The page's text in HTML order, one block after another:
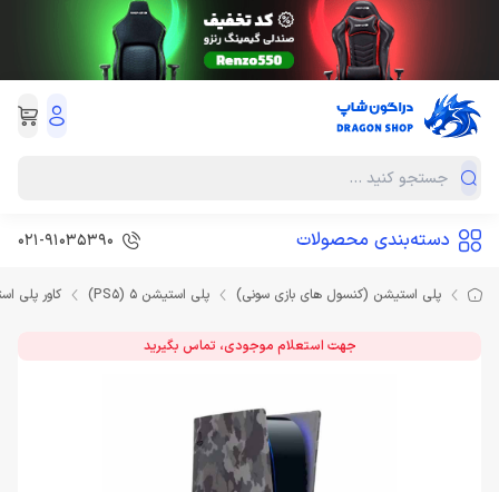
دسته‌بندی محصولات 021-91035390
پلی استیشن (کنسول های بازی سونی) پلی استیشن 5 (PS5) کاور پلی
جهت استعلام موجودی، تماس بگیرید